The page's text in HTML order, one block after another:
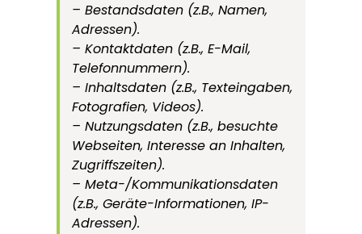
– Bestandsdaten (z.B., Namen,
Adressen).
– Kontaktdaten (z.B., E-Mail,
Telefonnummern).
– Inhaltsdaten (z.B., Texteingaben,
Fotografien, Videos).
– Nutzungsdaten (z.B., besuchte
Webseiten, Interesse an Inhalten,
Zugriffszeiten).
– Meta-/Kommunikationsdaten
(z.B., Geräte-Informationen, IP-
Adressen).